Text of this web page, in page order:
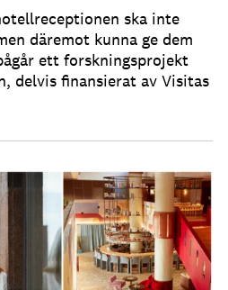
ska inte
däremot kunna ge dem
ett forskningsprojekt
delvis finansierat av Visitas